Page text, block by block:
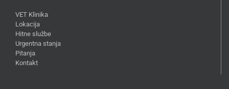
VET Klinika
Lokacija
Hitne službe
Urgentna stanja
Pitanja
Kontakt